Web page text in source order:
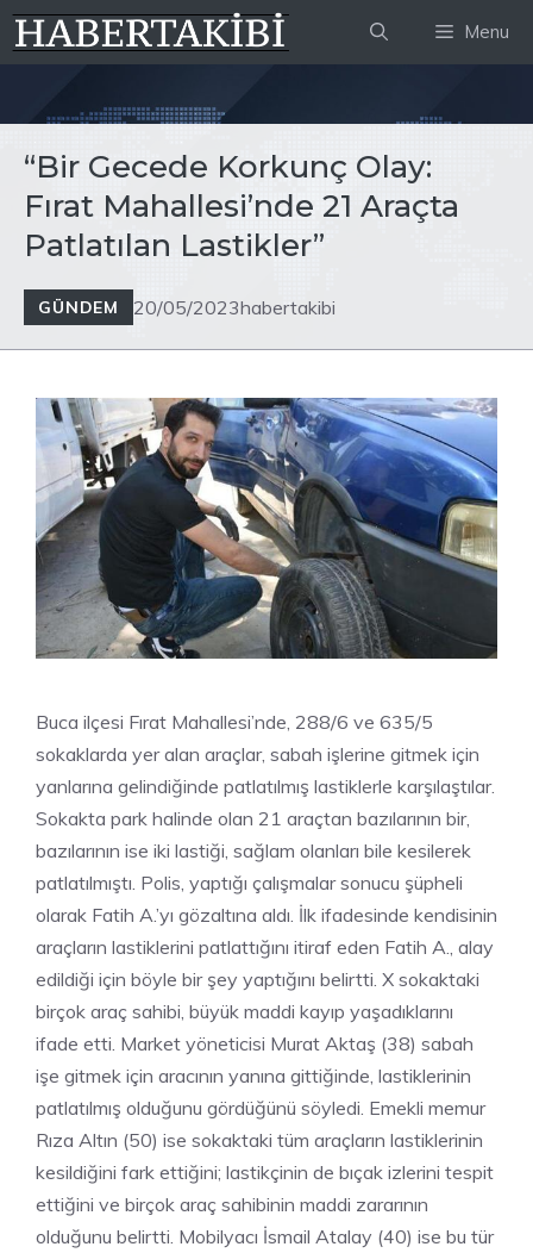
İçeriğe
atla
Menu
“Bir Gecede Korkunç Olay:
Fırat Mahallesi’nde 21 Araçta
Patlatılan Lastikler”
GÜNDEM 20/05/2023habertakibi
Buca ilçesi Fırat Mahallesi’nde, 288/6 ve 635/5
sokaklarda yer alan araçlar, sabah işlerine gitmek için
yanlarına gelindiğinde patlatılmış lastiklerle karşılaştılar.
Sokakta park halinde olan 21 araçtan bazılarının bir,
bazılarının ise iki lastiği, sağlam olanları bile kesilerek
patlatılmıştı. Polis, yaptığı çalışmalar sonucu şüpheli
olarak Fatih A.’yı gözaltına aldı. İlk ifadesinde kendisinin
araçların lastiklerini patlattığını itiraf eden Fatih A., alay
edildiği için böyle bir şey yaptığını belirtti. X sokaktaki
birçok araç sahibi, büyük maddi kayıp yaşadıklarını
ifade etti. Market yöneticisi Murat Aktaş (38) sabah
işe gitmek için aracının yanına gittiğinde, lastiklerinin
patlatılmış olduğunu gördüğünü söyledi. Emekli memur
Rıza Altın (50) ise sokaktaki tüm araçların lastiklerinin
kesildiğini fark ettiğini; lastikçinin de bıçak izlerini tespit
ettiğini ve birçok araç sahibinin maddi zararının
olduğunu belirtti. Mobilyacı İsmail Atalay (40) ise bu tür